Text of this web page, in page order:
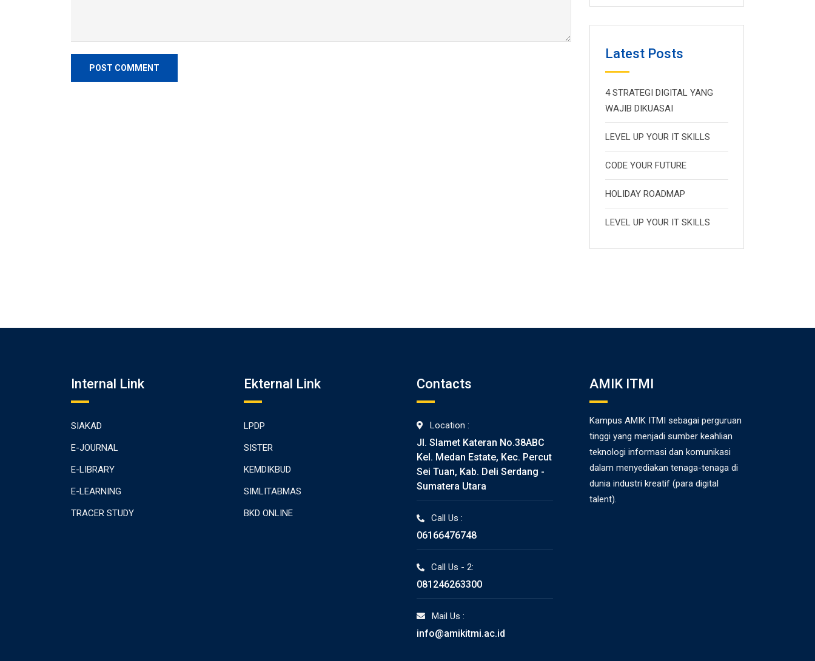
Latest Posts
4 STRATEGI DIGITAL YANG
WAJIB DIKUASAI
LEVEL UP YOUR IT SKILLS
CODE YOUR FUTURE
HOLIDAY ROADMAP
LEVEL UP YOUR IT SKILLS
Internal Link
SIAKAD
E-JOURNAL
E-LIBRARY
E-LEARNING
TRACER STUDY
Ekternal Link
LPDP
SISTER
KEMDIKBUD
SIMLITABMAS
BKD ONLINE
Contacts
Location :
Jl. Slamet Kateran No.38ABC
Kel. Medan Estate, Kec. Percut
Sei Tuan, Kab. Deli Serdang -
Sumatera Utara
Call Us :
06166476748
Call Us - 2:
081246263300
Mail Us :
info@amikitmi.ac.id
AMIK ITMI
Kampus AMIK ITMI sebagai perguruan
tinggi yang menjadi sumber keahlian
teknologi informasi dan komunikasi
dalam menyediakan tenaga-tenaga di
dunia industri kreatif (para digital
talent).